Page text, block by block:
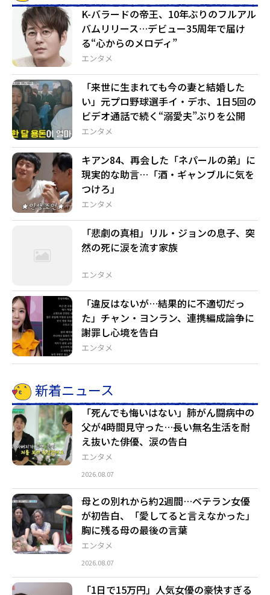
エンタメ
K-バラードの帝王、10年ぶりのフルアル
バムリリース…デビュー35周年で届け
る“心からのメロディ”
エンタメ
「来世に生まれても今の妻と結婚した
い」元プロ野球選手イ・デホ、1日5回の
ビデオ通話で続く“溺愛夫”ぶりを公開
エンタメ
キアン84、再会した「ネパールの弟」に
現実的な助言…「酒・ギャンブルに気を
つけろ」
エンタメ
「悲劇の真相」リル・ジョンの息子、突
然の死に涙を流す家族
エンタメ
「違反はないが…結果的に不適切だっ
た」チャン・ヨンラン、連携編成論争に
謝罪し心境を告白
新着ニュース
エンタメ
「死んでも悔いはない」肺がん闘病中の
父が4時間見守った…長い無名生活を耐
え抜いた俳優、涙の告白
2026.08.07
エンタメ
母との別れから約2週間…ベテラン女優
が初告白、「愛してると言えなかった」
胸に残る母の最後の言葉
2026.08.07
「1日で15万円」人気女優の豪快すぎる